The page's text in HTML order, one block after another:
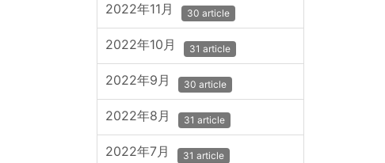
2022年11月 30 article
2022年10月 31 article
2022年9月 30 article
2022年8月 31 article
2022年7月 31 article